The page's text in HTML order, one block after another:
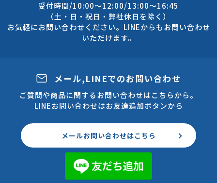
受付時間/10:00～12:00/13:00～16:45
（土・日・祝日・弊社休日を除く）
お気軽にお問い合わせください。LINEからもお問い合わせ
いただけます。
メール,LINEでのお問い合わせ
ご質問や商品に関するお問い合わせはこちらから。
LINEお問い合わせはお友達追加ボタンから
メールお問い合わせはこちら